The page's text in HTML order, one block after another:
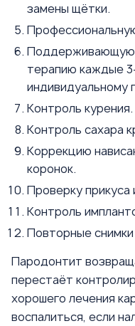
замены щётки.
Поддерживающую
терапию каждые
индивидуальному
Контроль курения.
Контроль сахара
Коррекцию
коронок.
Проверку прикуса
Контроль
Повторные снимки
Пародонтит
перестаёт
хорошего лечения
воспалиться, если